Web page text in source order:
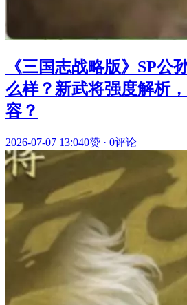
《三国志战略版》SP公
么样？新武将强度解析
容？
2026-07-07 13:040赞 · 0评论